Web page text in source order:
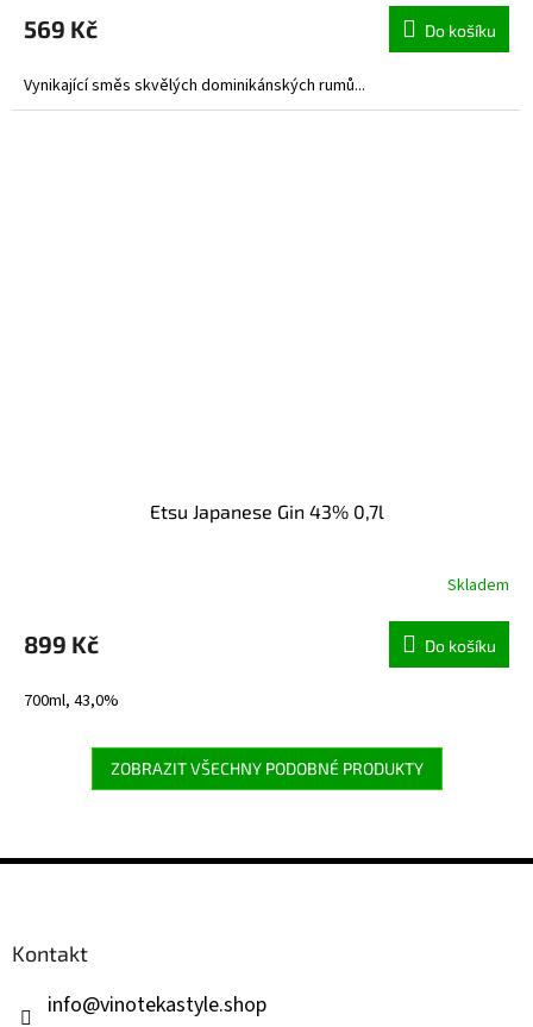
569 Kč Do košíku
Vynikající směs skvělých dominikánských rumů...
Etsu Japanese Gin 43% 0,7l
Skladem
899 Kč Do košíku
700ml, 43,0%
ZOBRAZIT VŠECHNY PODOBNÉ PRODUKTY
Z
Kontakt
info@vinotekastyle.shop